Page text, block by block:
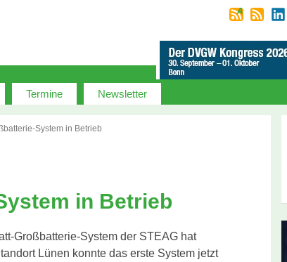
Termine Newsletter
System in Betrieb
in Betrieb
Großbatterie-System der STEAG hat
Lünen konnte das erste System jetzt